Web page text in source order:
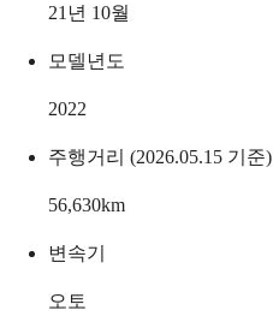
21년 10월
모델년도
2022
주행거리 (2026.05.15 기준)
56,630km
변속기
오토